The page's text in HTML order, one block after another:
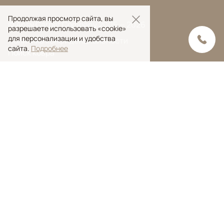
© Ansy Carpet Company 2005 — 2026
Политика конфиденциальности
Поиск ковра
Продолжая просмотр сайта, вы
разрешаете использовать «cookie»
для персонализации и удобства
сайта. Подробнее